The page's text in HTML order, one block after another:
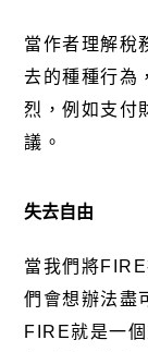
當作者理解稅
去的種種行為
烈，例如支付
議。
失去自由
當我們將
們會想辦法盡
FIRE就是一